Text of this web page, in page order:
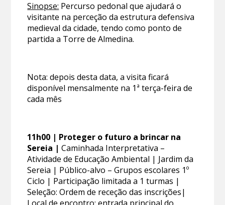
Sinopse: Percurso pedonal que ajudará o
visitante na perceção da estrutura defensiva
medieval da cidade, tendo como ponto de
partida a Torre de Almedina.
Nota: depois desta data, a visita ficará
disponível mensalmente na 1ª terça-feira de
cada mês
11h00 | Proteger o futuro a brincar na
Sereia |Caminhada Interpretativa –
Atividade de Educação Ambiental | Jardim da
Sereia | Público-alvo – Grupos escolares 1º
Ciclo | Participação limitada a 1 turmas |
Seleção: Ordem de receção das inscrições|